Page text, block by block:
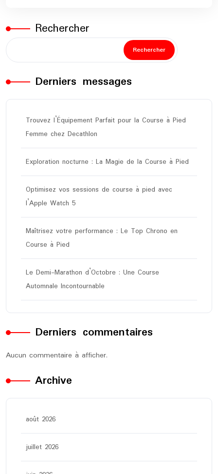
Rechercher
Rechercher
Derniers messages
Trouvez l’Équipement Parfait pour la Course à Pied
Femme chez Decathlon
Exploration nocturne : La Magie de la Course à Pied
Optimisez vos sessions de course à pied avec
l’Apple Watch 5
Maîtrisez votre performance : Le Top Chrono en
Course à Pied
Le Demi-Marathon d’Octobre : Une Course
Automnale Incontournable
Derniers commentaires
Aucun commentaire à afficher.
Archive
août 2026
juillet 2026